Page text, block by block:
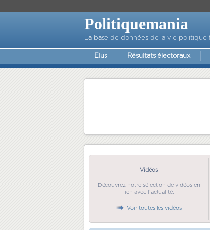
Politiquemania
La base de données de la vie politique
Elus Résultats électoraux
Vidéos
Découvrez notre sélection de vidéos en
lien avec l'actualité.
Voir toutes les vidéos